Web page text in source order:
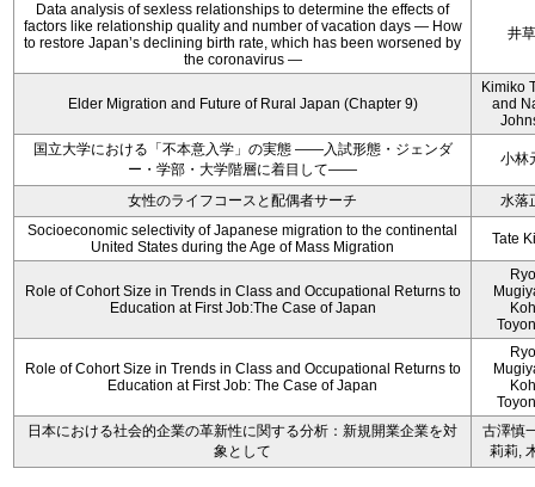
Data analysis of sexless relationships to determine the effects of
factors like relationship quality and number of vacation days ― How
to restore Japan’s declining birth rate, which has been worsened by
the coronavirus ―
井
Elder Migration and Future of Rural Japan (Chapter 9)
Kimiko
and
国立大学における「不本意入学」の実態 ――入試形態・ジェンダ
ー・学部・大学階層に着目して――
小林
女性のライフコースと配偶者サーチ
水落
Socioeconomic selectivity of Japanese migration to the continental
United States during the Age of Mass Migration
Tate
Role of Cohort Size in Trends in Class and Occupational Returns to
Education at First Job:The Case of Japan
Role of Cohort Size in Trends in Class and Occupational Returns to
Education at First Job: The Case of Japan
日本における社会的企業の革新性に関する分析：新規開業企業を対
象として
古澤慎
莉莉,